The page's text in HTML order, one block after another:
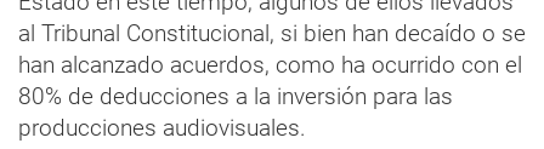
al Tribunal Constitucional, si bien han decaído o se
han alcanzado acuerdos, como ha ocurrido con el
80% de deducciones a la inversión para las
producciones audiovisuales.